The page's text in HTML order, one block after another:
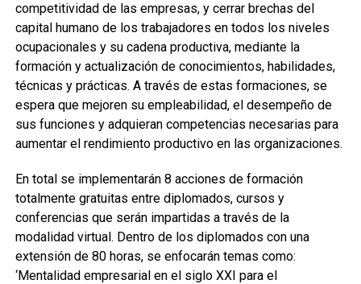
competitividad de las empresas, y cerrar brechas del
capital humano de los trabajadores en todos los niveles
ocupacionales y su cadena productiva, mediante la
formación y actualización de conocimientos, habilidades,
técnicas y prácticas. A través de estas formaciones, se
espera que mejoren su empleabilidad, el desempeño de
sus funciones y adquieran competencias necesarias para
aumentar el rendimiento productivo en las organizaciones.
En total se implementarán 8 acciones de formación
totalmente gratuitas entre diplomados, cursos y
conferencias que serán impartidas a través de la
modalidad virtual. Dentro de los diplomados con una
extensión de 80 horas, se enfocarán temas como:
‘Mentalidad empresarial en el siglo XXI para el